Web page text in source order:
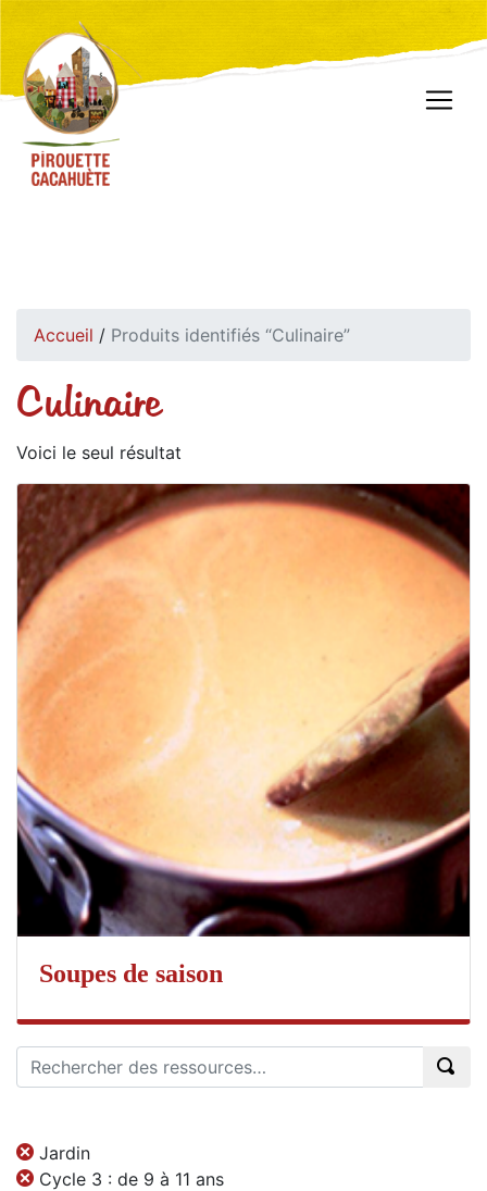
Accueil / Produits identifiés “Culinaire”
Culinaire
Voici le seul résultat
Soupes de saison
Jardin
Cycle 3 : de 9 à 11 ans